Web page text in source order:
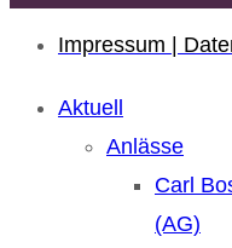
Impressum |
Aktuell
Anlässe
Carl
(AG)